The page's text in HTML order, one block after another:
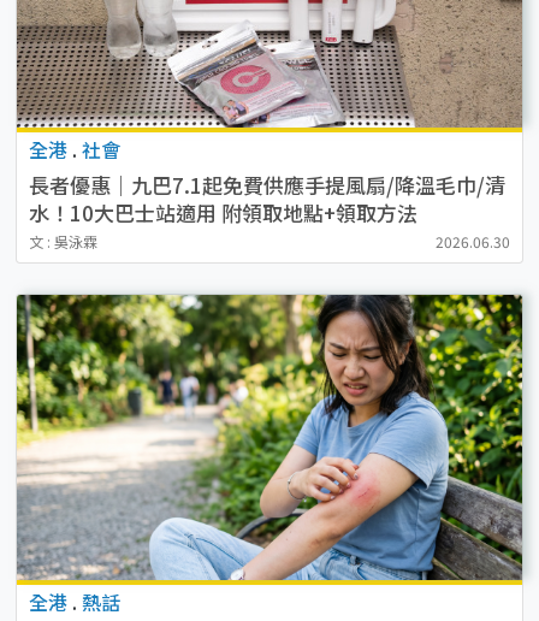
全港 . 社會
長者優惠｜九巴7.1起免費供應手提風扇/降溫毛巾/清
水！10大巴士站適用 附領取地點+領取方法
文 : 吳泳霖 2026.06.30
全港 . 熱話